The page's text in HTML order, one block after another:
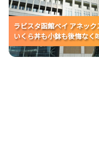
ラビスタ函館ベイ アネッ
いくら丼も小鉢も後悔なく
ラビスタ函館ベイ アネッ
いくら丼も小鉢も後悔なく
ラビスタ函館ベイ アネッ
いくら丼も小鉢も後悔なく